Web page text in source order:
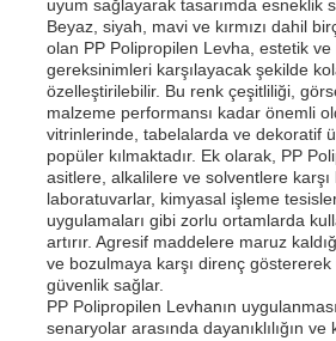
uyum sağlayarak tasarımda esneklik
Beyaz, siyah, mavi ve kırmızı dahil
olan PP Polipropilen Levha, estetik ve
gereksinimleri karşılayacak şekilde
özelleştirilebilir. Bu renk çeşitliliği,
malzeme performansı kadar önemli
vitrinlerinde, tabelalarda ve dekoratif
popüler kılmaktadır. Ek olarak, PP
asitlere, alkalilere ve solventlere karşı
laboratuvarlar, kimyasal işleme
uygulamaları gibi zorlu ortamlarda
artırır. Agresif maddelere maruz
ve bozulmaya karşı direnç
güvenlik sağlar.
PP Polipropilen Levhanın
senaryolar arasında dayanıklılığın